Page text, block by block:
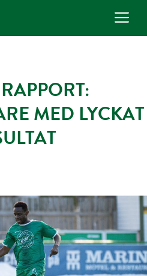
MED LYCKAT